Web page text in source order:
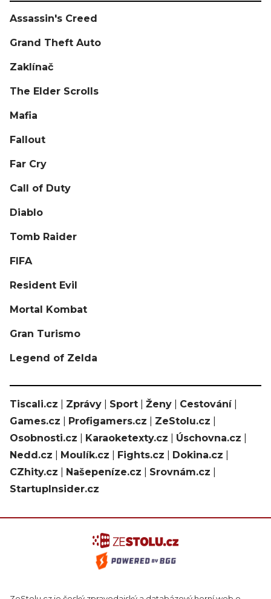
Assassin's Creed
Grand Theft Auto
Zaklínač
The Elder Scrolls
Mafia
Fallout
Far Cry
Call of Duty
Diablo
Tomb Raider
FIFA
Resident Evil
Mortal Kombat
Gran Turismo
Legend of Zelda
Tiscali.cz Zprávy Sport Ženy Cestování|
Games.cz
Profigamers.cz ZeStolu.cz
Osobnosti.cz
Karaoketexty.cz Úschovna.cz
Nedd.cz
Moulík.cz Fights.cz Dokina.cz
CZhity.cz
Našepeníze.cz Srovnám.cz
StartupInsider.cz